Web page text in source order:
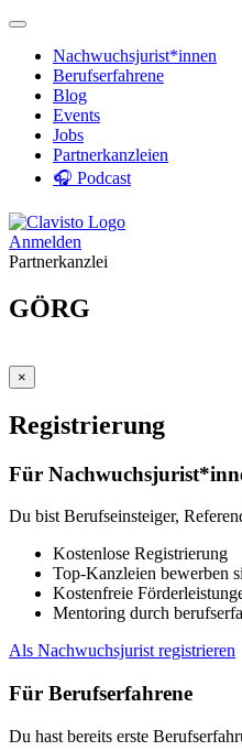
Nachwuchsjurist*innen
Berufserfahrene
Blog
Events
Jobs
Partnerkanzleien
🎧 Podcast
Anmelden
Partnerkanzlei
GÖRG
×
Registrierung
Für
Du bist Berufseinsteiger,
Kostenlose Registrierung
Top-Kanzleien bewerben
Kostenfreie
Mentoring durch
Als Nachwuchsjurist registrieren
Für Berufserfahrene
Du hast bereits erste